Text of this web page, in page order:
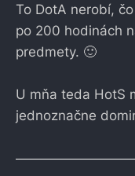
To DotA nerobí,
po 200 hodinách
predmety. 🙂
U mňa teda HotS
jednoznačne